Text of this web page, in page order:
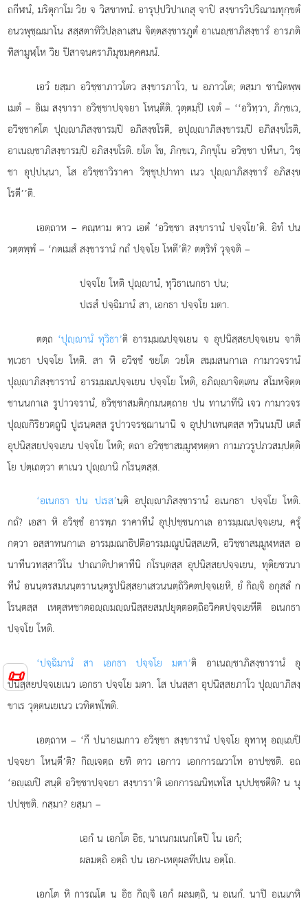
📜
ถกีฬนํ, มริตุกาโม วิย จ วิสขาทนํ. อารุปฺปวิปาเกสุ จาปิ สงฺขารวิปริณามทุกฺขตํ
อนวพุชฺฌมาโน สสฺสตาทิวิปลฺลาเสน จิตฺตสงฺขารภูตํ อาเนฺชาภิสงฺขารํ อารภติ
ทิสามูฬฺโห วิย ปิสาจนคราภิมุขมคฺคคมนํ.
เอวํ ยสฺมา อวิชฺชาภาวโตว สงฺขารภาโว, น อภาวโต; ตสฺมา ชานิตพฺพ
เมตํ – อิเม สงฺขารา อวิชฺชาปจฺจยา โหนฺตีติ. วุตฺตมฺปิ เจตํ – ‘‘อวิทฺวา, ภิกฺขเว,
อวิชฺชาคโต ปุฺาภิสงฺขารมฺปิ อภิสงฺขโรติ, อปุฺาภิสงฺขารมฺปิ อภิสงฺขโรติ,
อาเนฺชาภิสงฺขารมฺปิ อภิสงฺขโรติ. ยโตโข, ภิกฺขเว, ภิกฺขุโน อวิชฺชา ปหีนา, วิชฺ
ชา อุปฺปนฺนา, โส อวิชฺชาวิราคา วิชฺชุปฺปาทา เนว ปุฺาภิสงฺขารํ อภิสงฺข
โรตี’’ติ.
เอตฺถาห – คณฺหาม ตาว เอตํ ‘อวิชฺชา สงฺขารานํ ปจฺจโย’ติ. อิทํ ปน
วตฺตพฺพํ – ‘กตเมสํ สงฺขารานํ กถํ ปจฺจโย โหตี’ติ? ตตฺริทํ วุจฺจติ –
ปจฺจโยโหติ ปุฺานํ, ทุวิธาเนกธา ปน;
ปเรสํ ปจฺฉิมานํ สา, เอกธา ปจฺจโย มตา.
ตตฺถ ‘ปุฺานํ ทุวิธา’ติ อารมฺมณปจฺจเยน จ อุปนิสฺสยปจฺจเยน จาติ
ทฺเวธา ปจฺจโย โหติ. สา หิ อวิชฺชํ ขยโต วยโต สมฺมสนกาเล กามาวจรานํ
ปุฺาภิสงฺขารานํ อารมฺมณปจฺจเยน ปจฺจโย โหติ, อภิฺาจิตฺเตน สโมหจิตฺต
ชานนกาเล รูปาวจรานํ, อวิชฺชาสมติกฺกมนตฺถาย ปน ทานาทีนิ เจว กามาวจร
ปุฺกิริยวตฺถูนิ ปูเรนฺตสฺส รูปาวจรชฺฌานานิ จ อุปฺปาเทนฺตสฺส ทฺวินฺนมฺปิ เตสํ
อุปนิสฺสยปจฺจเยน ปจฺจโย โหติ; ตถา อวิชฺชาสมฺมูฬฺหตฺตา กามภวรูปภวสมฺปตฺติ
โย ปตฺเถตฺวา ตาเนว ปุฺานิ กโรนฺตสฺส.
‘อเนกธา ปน ปเรส’นฺติ อปุฺาภิสงฺขารานํ อเนกธา ปจฺจโย โหติ.
กถํ? เอสา หิ อวิชฺชํ อารพฺภ ราคาทีนํ อุปฺปชฺชนกาเล อารมฺมณปจฺจเยน, ครุํ
กตฺวา อสฺสาทนกาเล อารมฺมณาธิปติอารมฺมณูปนิสฺสเยหิ, อวิชฺชาสมฺมูฬฺหสฺส อ
นาทีนวทสฺสาวิโน ปาณาติปาตาทีนิ กโรนฺตสฺส อุปนิสฺสยปจฺจเยน, ทุติยชวนา
ทีนํ อนนฺตรสมนนฺตรานนฺตรูปนิสฺสยาเสวนนตฺถิวิคตปจฺจเยหิ, ยํ กิฺจิ อกุสลํ ก
โรนฺตสฺส เหตุสหชาตอฺมฺนิสฺสยสมฺปยุตฺตอตฺถิอวิคตปจฺจเยหีติ อเนกธา
ปจฺจโย โหติ.
‘ปจฺฉิมานํ สา เอกธา ปจฺจโย มตา’ติ อาเนฺชาภิสงฺขารานํ อุ
ปนิสฺสยปจฺจเยเนว เอกธา ปจฺจโย มตา. โส ปนสฺสา อุปนิสฺสยภาโว ปุฺาภิสงฺ
ขาเร วุตฺตนเยเนว เวทิตพฺโพติ.
เอตฺถาห – ‘กึ ปนายเมกาว อวิชฺชา สงฺขารานํ ปจฺจโย อุทาหุ อฺเปิ
ปจฺจยา โหนฺตี’ติ? กิฺเจตฺถ ยทิ ตาว เอกาว เอกการณวาโท อาปชฺชติ. อถ
‘อฺเปิ สนฺติ อวิชฺชาปจฺจยา สงฺขารา’ติ เอกการณนิทฺเทโส นุปปชฺชตีติ? น นุ
ปปชฺชติ. กสฺมา? ยสฺมา –
เอกํ น เอกโต อิธ, นาเนกมเนกโตปิ โน เอกํ;
ผลมตฺถิ อตฺถิ ปน เอก-เหตุผลทีปเน อตฺโถ.
เอกโต หิ การณโต น อิธ กิฺจิ เอกํ ผลมตฺถิ, น อเนกํ. นาปิ อเนเกหิ